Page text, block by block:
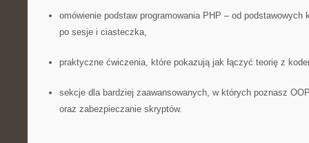
omówienie podstaw programowania PHP – od
po sesje i ciasteczka,
praktyczne ćwiczenia, które pokazują jak łączyć teorię z
sekcje dla bardziej zaawansowanych, w których poznasz
oraz zabezpieczanie skryptów.